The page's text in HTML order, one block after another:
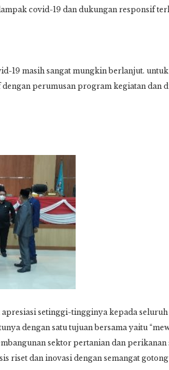
covid-19 dan dukungan responsif
19 masih sangat mungkin berlanjut.
perumusan program kegiatan dan
setinggi-tingginya kepada
dengan satu tujuan bersama yaitu
sektor pertanian dan perikanan
riset dan inovasi dengan semangat gotong